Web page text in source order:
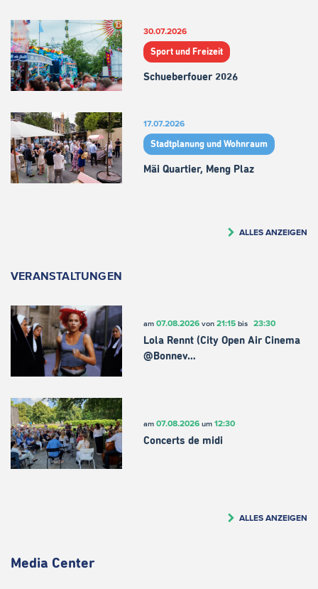
30.07.2026
Sport und Freizeit
Schueberfouer 2026
17.07.2026
Stadtplanung und Wohnraum
Mäi Quartier, Meng Plaz
ALLES ANZEIGEN
VERANSTALTUNGEN
am 07.08.2026von 21:15bis 23:30
Lola Rennt (City Open Air Cinema
@Bonnev…
am 07.08.2026um 12:30
Concerts de midi
ALLES ANZEIGEN
Media Center